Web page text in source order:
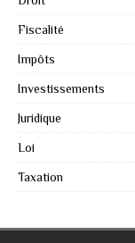
Fiscalité
Impôts
Investissements
Juridique
Loi
Taxation